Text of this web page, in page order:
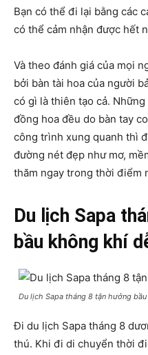
Bạn có thể đi lại bằng các
có thể cảm nhận được hết
Và theo đánh giá của mọi
bởi bàn tài hoa của người
có gì là thiên tạo cả.
đồng hoa đều do bàn tay
công trình xung quanh thì
đường nét đẹp như mơ,
thăm ngay trong thời điểm
Du lịch Sapa
bầu không khí
Du lịch Sapa tháng 8 tận hưởng
Đi du lịch Sapa tháng 8
thú. Khi đi di chuyển thời